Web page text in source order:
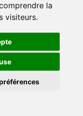
la
visiteurs.